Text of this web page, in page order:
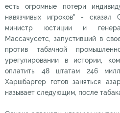
есть огромные потери
навязчивых игроков" - сказал
министр юстиции и
Массачусетс, запустивший в
против табачной
урегулировании в истории,
оплатить 48 штатам 246
Харшбаргер готов заняться
называет следующим, после